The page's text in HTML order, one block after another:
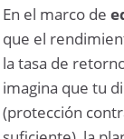
En el marco de
que el
la tasa de
imagina que tu
(protección